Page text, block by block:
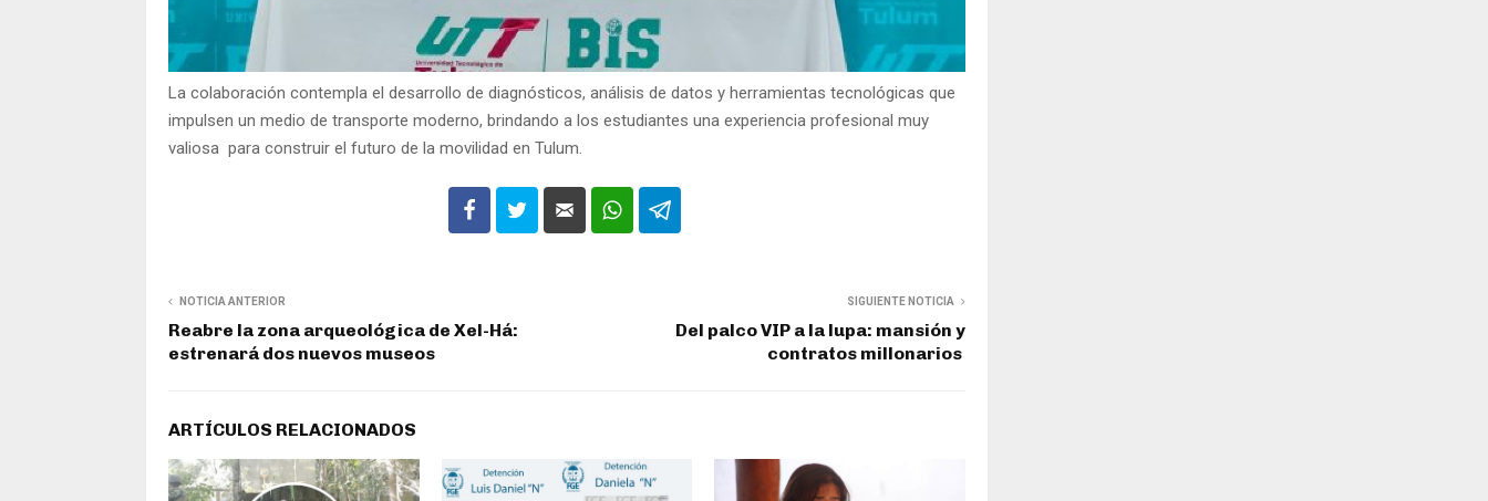
La colaboración contempla el desarrollo de diagnósticos, análisis de datos y herramientas tecnológicas que
impulsen un medio de transporte moderno, brindando a los estudiantes una experiencia profesional muy
valiosa para construir el futuro de la movilidad en Tulum.
NOTICIA ANTERIOR
Reabre la zona arqueológica de Xel-Há:
estrenará dos nuevos museos
SIGUIENTE NOTICIA
Del palco VIP a la lupa: mansión y
contratos millonarios
ARTÍCULOS RELACIONADOS